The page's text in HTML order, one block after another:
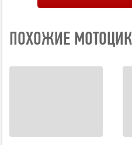
ПОХОЖИЕ